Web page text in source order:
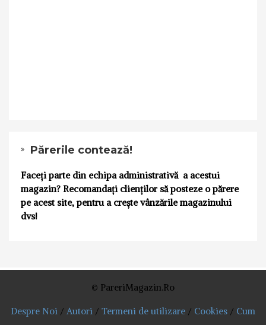
Părerile contează!
Faceți parte din echipa administrativă a acestui
magazin? Recomandați clienților să posteze o părere
pe acest site, pentru a crește vânzările magazinului
dvs!
© PareriMagazin.Ro
Despre Noi / Autori / Termeni de utilizare / Cookies / Cum